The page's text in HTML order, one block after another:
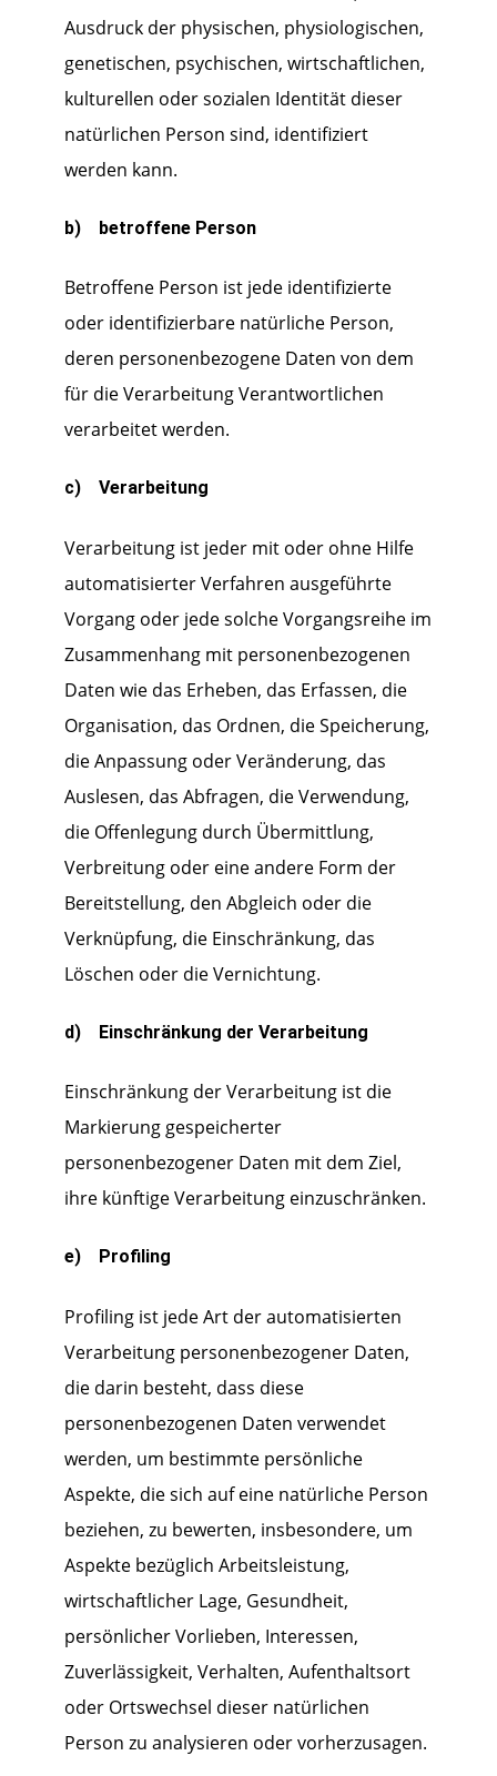
Ausdruck der physischen, physiologischen,
genetischen, psychischen, wirtschaftlichen,
kulturellen oder sozialen Identität dieser
natürlichen Person sind, identifiziert
werden kann.
b) betroffene Person
Betroffene Person ist jede identifizierte
oder identifizierbare natürliche Person,
deren personenbezogene Daten von dem
für die Verarbeitung Verantwortlichen
verarbeitet werden.
c) Verarbeitung
Verarbeitung ist jeder mit oder ohne Hilfe
automatisierter Verfahren ausgeführte
Vorgang oder jede solche Vorgangsreihe im
Zusammenhang mit personenbezogenen
Daten wie das Erheben, das Erfassen, die
Organisation, das Ordnen, die Speicherung,
die Anpassung oder Veränderung, das
Auslesen, das Abfragen, die Verwendung,
die Offenlegung durch Übermittlung,
Verbreitung oder eine andere Form der
Bereitstellung, den Abgleich oder die
Verknüpfung, die Einschränkung, das
Löschen oder die Vernichtung.
d) Einschränkung der Verarbeitung
Einschränkung der Verarbeitung ist die
Markierung gespeicherter
personenbezogener Daten mit dem Ziel,
ihre künftige Verarbeitung einzuschränken.
e) Profiling
Profiling ist jede Art der automatisierten
Verarbeitung personenbezogener Daten,
die darin besteht, dass diese
personenbezogenen Daten verwendet
werden, um bestimmte persönliche
Aspekte, die sich auf eine natürliche Person
beziehen, zu bewerten, insbesondere, um
Aspekte bezüglich Arbeitsleistung,
wirtschaftlicher Lage, Gesundheit,
persönlicher Vorlieben, Interessen,
Zuverlässigkeit, Verhalten, Aufenthaltsort
oder Ortswechsel dieser natürlichen
Person zu analysieren oder vorherzusagen.